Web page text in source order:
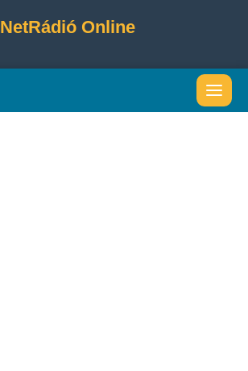
NetRádió Online